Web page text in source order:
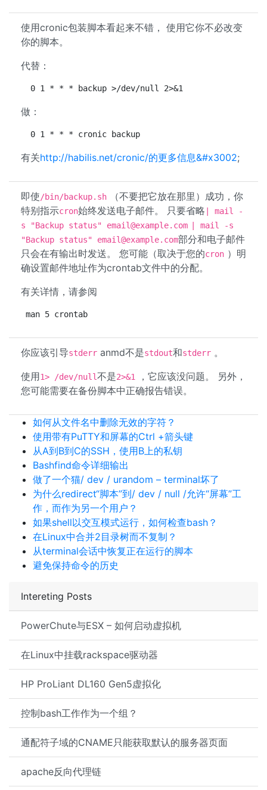
Intereting Posts
PowerChute与ESX – 如何启动虚拟机
在Linux中挂载rackspace驱动器
HP ProLiant DL160 Gen5虚拟化
控制bash工作作为一个组？
通配符子域的CNAME只能获取默认的服务器页面
apache反向代理链
使用cronic包装脚本看起来不错， 使用它你不必改变
你的脚本。
代替：
0 1 * * * backup >/dev/null 2>&1
做：
0 1 * * * cronic backup
有关http://habilis.net/cronic/的更多信息&#x3002;
即使/bin/backup.sh
（不要把它放在那里）成功，你
特别指示cron始终发送电子邮件。 只要省略 | mail -
s "Backup status" email@example.com
| mail -s
"Backup status" email@example.com部分和电子邮件
只会在有输出时发送。 您可能（取决于您的cron ）明
确设置邮件地址作为crontab文件中的分配。
有关详情，请参阅
man 5 crontab
你应该引导stderr anmd不是stdout和stderr 。
使用1> /dev/null不是2>&1
，它应该没问题。 另外，
您可能需要在备份脚本中正确报告错误。
如何从文件名中删除无效的字符？
使用带有PuTTY和屏幕的Ctrl +箭头键
从A到B到C的SSH，使用B上的私钥
Bashfind命令详细输出
做了一个猫/ dev / urandom – terminal坏了
为什么redirect“脚本”到/ dev / null /允许“屏幕”工
作，而作为另一个用户？
如果shell以交互模式运行，如何检查bash？
在Linux中合​​并2目录树而不复制？
从terminal会话中恢复正在运行的脚本
避免保持命令的历史